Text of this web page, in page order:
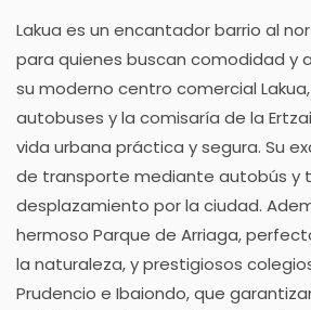
Lakua es un encantador barrio al
para quienes buscan comodidad y
su moderno centro comercial
autobuses y la comisaría de la
vida urbana práctica y segura. Su
de transporte mediante autobús y
desplazamiento por la ciudad.
hermoso Parque de Arriaga,
la naturaleza, y prestigiosos
Prudencio e Ibaiondo, que